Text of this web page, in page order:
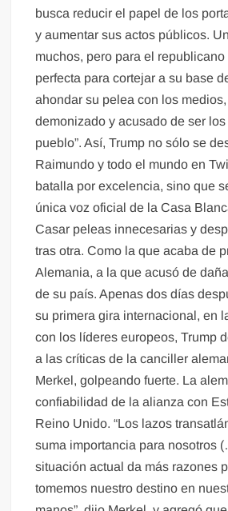
busca reducir el papel de los
y aumentar sus actos públicos.
muchos, pero para el republicano
perfecta para cortejar a su base
ahondar su pelea con los
demonizado y acusado de ser los
pueblo”. Así, Trump no sólo se
Raimundo y todo el mundo en
batalla por excelencia, sino que
única voz oficial de la Casa
Casar peleas innecesarias y
tras otra. Como la que acaba de
Alemania, a la que acusó de
de su país. Apenas dos días
su primera gira internacional, en
con los líderes europeos, Trump
a las críticas de la canciller
Merkel, golpeando fuerte. La
confiabilidad de la alianza con
Reino Unido. “Los lazos
suma importancia para nosotros
situación actual da más razones
tomemos nuestro destino en